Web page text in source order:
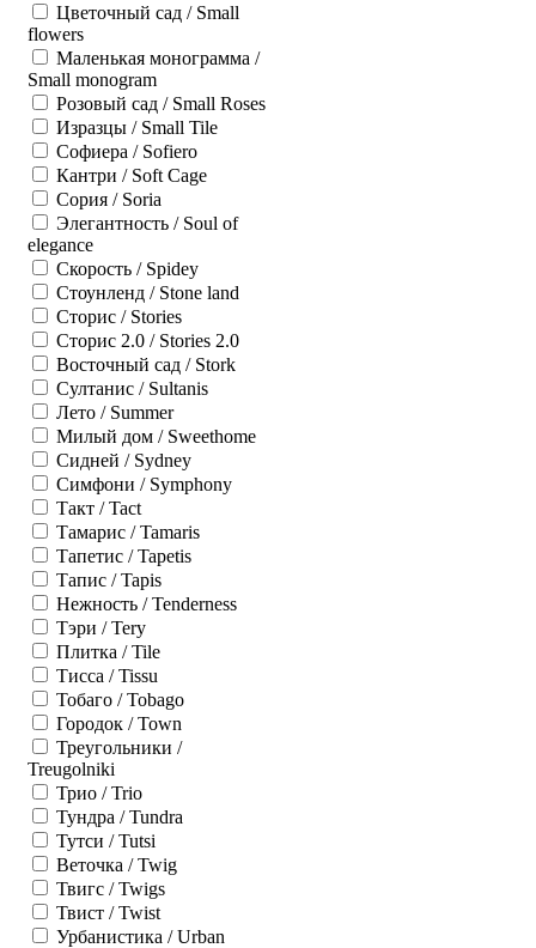
Цветочный сад / Small
flowers
Маленькая монограмма /
Small monogram
Розовый сад / Small Roses
Изразцы / Small Tile
Софиера / Sofiero
Кантри / Soft Cage
Сория / Soria
Элегантность / Soul of
elegance
Скорость / Spidey
Стоунленд / Stone land
Сторис / Stories
Сторис 2.0 / Stories 2.0
Восточный сад / Stork
Султанис / Sultanis
Лето / Summer
Милый дом / Sweethome
Сидней / Sydney
Симфони / Symphony
Такт / Tact
Тамарис / Tamaris
Тапетис / Tapetis
Тапис / Tapis
Нежность / Tenderness
Тэри / Tery
Плитка / Tile
Тисса / Tissu
Тобаго / Tobago
Городок / Town
Треугольники /
Treugolniki
Трио / Trio
Тундра / Tundra
Тутси / Tutsi
Веточка / Twig
Твигс / Twigs
Твист / Twist
Урбанистика / Urban